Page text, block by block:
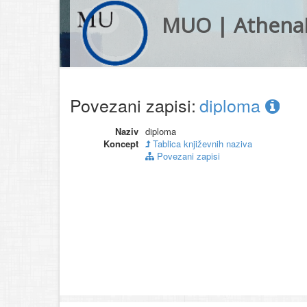
MUO |
Povezani zapisi:diploma
Naziv diploma
Koncept
Tablica književnih naziva
Povezani zapisi